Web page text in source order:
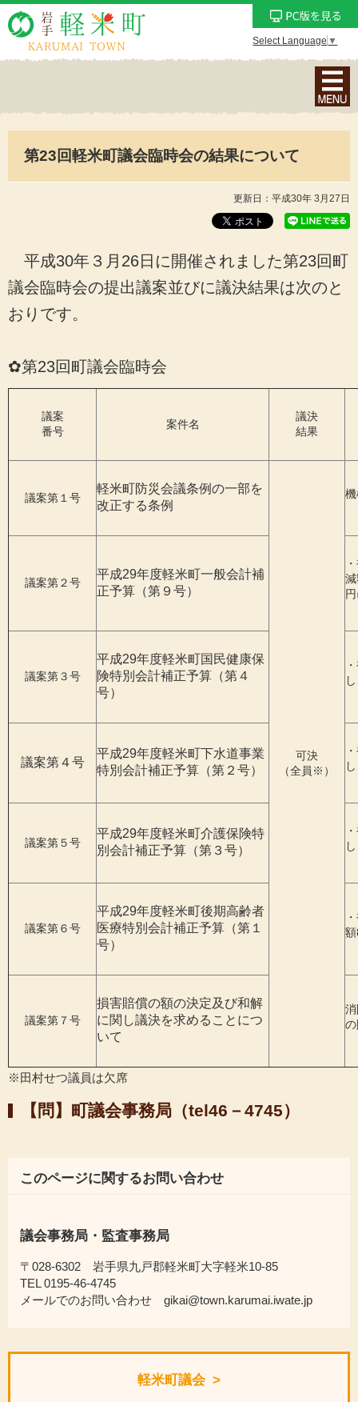
Select Language ▼
ナ
ビ
ン
メ
ュ
を
第23回軽米町議会臨時会の結果について
更新日：平成30年 3月27日
平成30年３月26日に開催されました第23回町
議会臨時会の提出議案並びに議決結果は次のと
おりです。
✿第23回町議会臨時会
議案
番号
案件名
議決
結果
議案第１号
軽米町防災会議条例の一部を
改正する条例
可決
（全員※）
議案第２号
平成29年度軽米町一般会計補
正予算（第９号）
議案第３号
平成29年度軽米町国民健康保
険特別会計補正予算（第４
号）
議案第４号
平成29年度軽米町下水道事業
特別会計補正予算（第２号）
議案第５号
平成29年度軽米町介護保険特
別会計補正予算（第３号）
議案第６号
平成29年度軽米町後期高齢者
医療特別会計補正予算（第１
号）
議案第７号
損害賠償の額の決定及び和解
に関し議決を求めることにつ
いて
※田村せつ議員は欠席
【問】町議会事務局（tel46－4745）
このページに関するお問い合わせ
議会事務局・監査事務局
〒028-6302 岩手県九戸郡軽米町大字軽米10-85
TEL 0195-46-4745
メールでのお問い合わせ gikai@town.karumai.iwate.jp
軽米町議会